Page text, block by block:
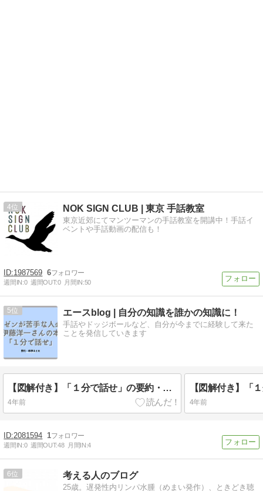
4 NOK SIGN CLUB | 東京 手話教室
東京近郊にてマンツーマンの手話教室を開講中！手話イ
ベントや手話動画の配信も！
1987569 6
週間IN:0 週間OUT:0 月間IN:50
5 エースblog | 自分の知識を誰かの知識に！
手話やドッジボールなど、自分が今までに経験して来た
ことを発信していきます
【図解付き】「１分で話せ」の要約・感想まとめ 相手に伝えるための技術とは？
4年前 4年前
2081594 1
週間IN:0 週間OUT:48 月間IN:4
6 考える人のブログ
25歳。遅発性内リンパ水腫（めまい発作）、ときどき聴